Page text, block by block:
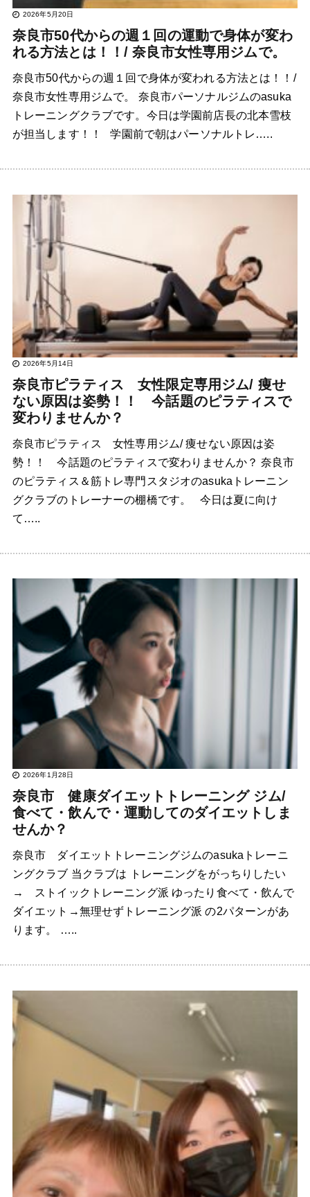
2026年5月20日
奈良市50代からの週１回の運動で身体が変わ
れる方法とは！！/ 奈良市女性専用ジムで。
奈良市50代からの週１回で身体が変われる方法とは！！/
奈良市女性専用ジムで。 奈良市パーソナルジムのasuka
トレーニングクラブです。今日は学園前店長の北本雪枝
が担当します！！ 学園前で朝はパーソナルトレ…..
2026年5月14日
奈良市ピラティス 女性限定専用ジム/ 痩せ
ない原因は姿勢！！ 今話題のピラティスで
変わりませんか？
奈良市ピラティス 女性専用ジム/ 痩せない原因は姿
勢！！ 今話題のピラティスで変わりませんか？ 奈良市
のピラティス＆筋トレ専門スタジオのasukaトレーニン
グクラブのトレーナーの棚橋です。 今日は夏に向け
て…..
2026年1月28日
奈良市 健康ダイエットトレーニング ジム/
食べて・飲んで・運動してのダイエットしま
せんか？
奈良市 ダイエットトレーニングジムのasukaトレーニ
ングクラブ 当クラブは トレーニングをがっちりしたい
→ ストイックトレーニング派 ゆったり食べて・飲んで
ダイエット→無理せずトレーニング派 の2パターンがあ
ります。 …..